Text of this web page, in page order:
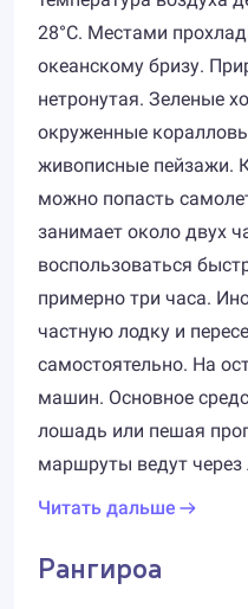
28°C. Местами
океанскому бризу.
нетронутая. Зеленые
окруженные
живописные пейзажи.
можно попасть
занимает около двух
воспользоваться
примерно три часа.
частную лодку и
самостоятельно. На
машин. Основное
лошадь или пешая
маршруты ведут через
Читать дальше
Рангироа